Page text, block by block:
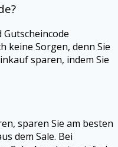
Gutscheincode
keine Sorgen, denn Sie
sparen, indem Sie
sparen Sie am besten
dem Sale. Bei